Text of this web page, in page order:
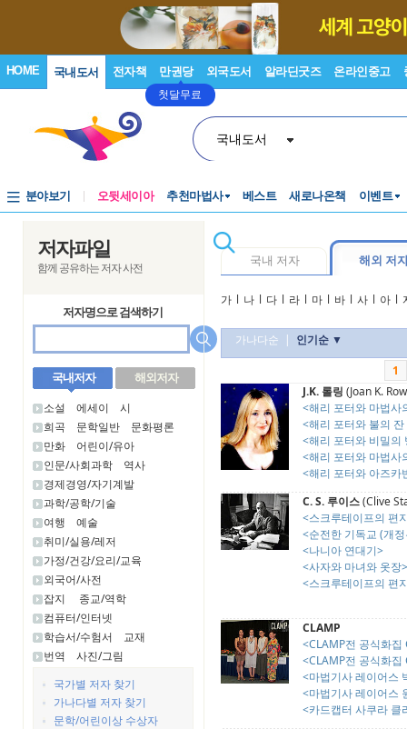
HOME 국내도서 전자책 만권당
첫달무료
외국도서 알라딘굿즈 온라인중고
국내도서
분야보기 오뒷세이아 추천마법사 베스트 새로나온책 이벤트
저자파일
함께 공유하는 저자 사전
저자명으로 검색하기
국내저자 해외저자
소설 에세이
시
희곡
문학일반
문화평론
만화
어린이/유아
인문/사회과학
역사
경제경영/자기계발
과학/공학/기술
여행
예술
취미/실용/레저
가정/건강/요리/교육
외국어/사전
잡지
종교/역학
컴퓨터/인터넷
학습서/수험서
교재
번역
사진/그림
국가별 저자 찾기
가나다별 저자 찾기
문학/어린이상 수상자
국내 저자 해외 저
가 l 나 l 다 l 라 l 마 l 바 l 사 l 아 l
가나다순 | 인기순 ▼
1
J.K. 롤링 (Joan K.
<해리 포터와 마법사
<해리 포터와 불의
<해리 포터와 비밀의
<해리 포터와 마법사
<해리 포터와 아즈카
C. S. 루이스(Clive
<스크루테이프의 편
<순전한 기독교 (개
<나니아 연대기>
<사자와 마녀와 옷장>
<스크루테이프의 편
CLAMP
<CLAMP전 공식화집
<CLAMP전 공식화집
<마법기사 레이어스
<마법기사 레이어스
<카드캡터 사쿠라 클